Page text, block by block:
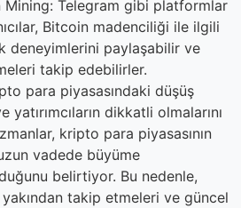
Mining: Telegram gibi platformlar
Bitcoin madenciliği ile ilgili
deneyimlerini paylaşabilir ve
takip edebilirler.
para piyasasındaki düşüş
dikkatli olmalarını
kripto para piyasasının
vadede büyüme
belirtiyor. Bu nedenle,
yakından takip etmeleri ve güncel